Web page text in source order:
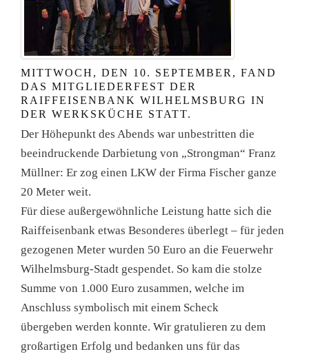
MITTWOCH, DEN 10. SEPTEMBER, FAND
DAS MITGLIEDERFEST DER
RAIFFEISENBANK WILHELMSBURG IN
DER WERKSKÜCHE STATT.
Der Höhepunkt des Abends war unbestritten die
beeindruckende Darbietung von „Strongman“ Franz
Müllner: Er zog einen LKW der Firma Fischer ganze
20 Meter weit.
Für diese außergewöhnliche Leistung hatte sich die
Raiffeisenbank etwas Besonderes überlegt – für jeden
gezogenen Meter wurden 50 Euro an die Feuerwehr
Wilhelmsburg-Stadt gespendet. So kam die stolze
Summe von 1.000 Euro zusammen, welche im
Anschluss symbolisch mit einem Scheck
übergeben werden konnte. Wir gratulieren zu dem
großartigen Erfolg und bedanken uns für das